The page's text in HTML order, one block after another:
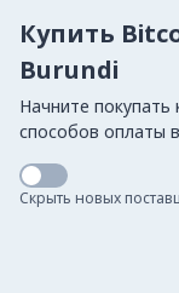
Купить
Burundi
Начните покупать
способов оплаты
Скрыть новых